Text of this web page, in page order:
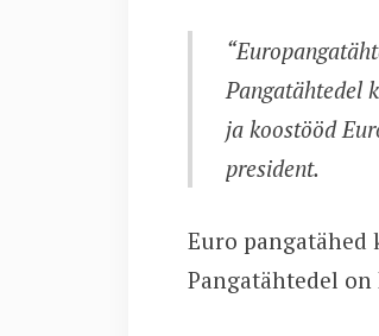
“
Pangatähtedel
ja koostööd
president.
Euro pangatähed
Pangatähtedel